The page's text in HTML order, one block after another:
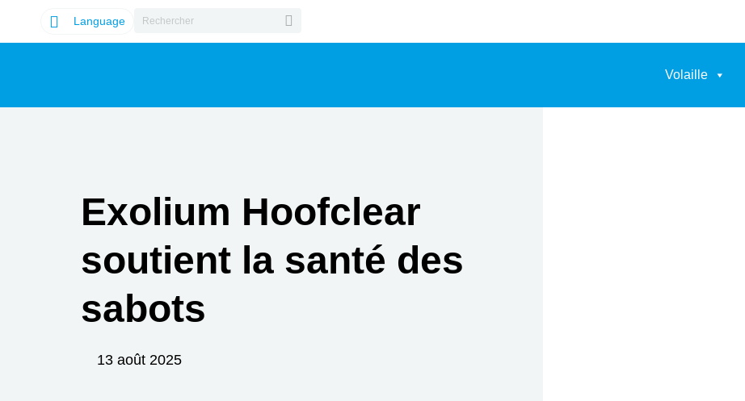
Language
Volaille
Exolium Hoofclear
soutient la santé des
sabots
13 août 2025